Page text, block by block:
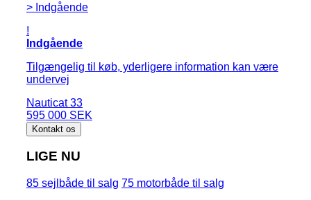
> Indgående
!
Indgående
Tilgængelig til køb, yderligere information kan være
undervej
Nauticat 33
595 000 SEK
Kontakt os
LIGE NU
85 sejlbåde til salg 75 motorbåde til salg